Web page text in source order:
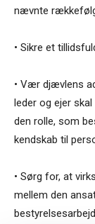
nævnte
• Sikre et
• Vær djævlens
leder og ejer
den rolle, som
kendskab til
• Sørg for, at
mellem den